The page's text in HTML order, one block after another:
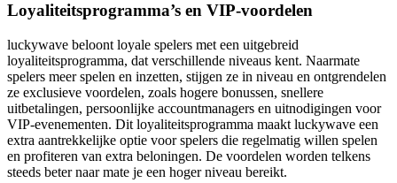
Loyaliteitsprogramma’s en VIP-voordelen
luckywave beloont loyale spelers met een uitgebreid
loyaliteitsprogramma, dat verschillende niveaus kent. Naarmate
spelers meer spelen en inzetten, stijgen ze in niveau en ontgrendelen
ze exclusieve voordelen, zoals hogere bonussen, snellere
uitbetalingen, persoonlijke accountmanagers en uitnodigingen voor
VIP-evenementen. Dit loyaliteitsprogramma maakt luckywave een
extra aantrekkelijke optie voor spelers die regelmatig willen spelen
en profiteren van extra beloningen. De voordelen worden telkens
steeds beter naar mate je een hoger niveau bereikt.